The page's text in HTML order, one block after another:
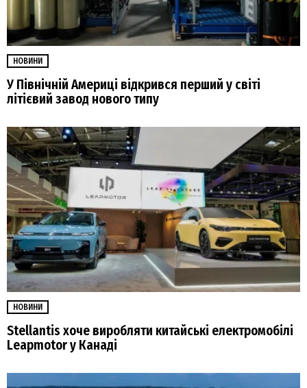
НОВИНИ
У Північній Америці відкрився перший у світі
літієвий завод нового типу
НОВИНИ
Stellantis хоче виробляти китайські електромобілі
Leapmotor у Канаді